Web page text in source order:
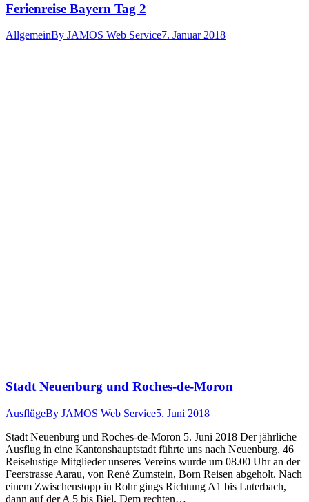
Ferienreise Bayern Tag 2
AllgemeinBy JAMOS Web Service7. Januar 2018
Stadt Neuenburg und Roches-de-Moron
AusflügeBy JAMOS Web Service5. Juni 2018
Stadt Neuen­burg und Roches-de-Moron 5. Juni 2018 Der jährliche
Aus­flug in eine Kan­ton­shaupt­stadt führte uns nach Neuen­burg. 46
Reiselustige Mit­glieder unseres Vere­ins wurde um 08.00 Uhr an der
Feer­strasse Aarau, von René Zum­stein, Born Reisen abge­holt. Nach
einem Zwis­chen­stopp in Rohr gings Rich­tung A1 bis Luter­bach,
dann auf der A 5 bis Biel. Dem recht­en…